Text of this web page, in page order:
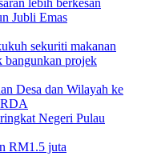
lebih berkesan
Jubli Emas
sekuriti makanan
bangunkan projek
Desa dan Wilayah ke
Negeri Pulau
RM1.5 juta